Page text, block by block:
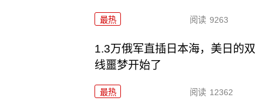
最热 阅读 9263
1.3万俄军直插日本海，美日的双
线噩梦开始了
最热 阅读 12362